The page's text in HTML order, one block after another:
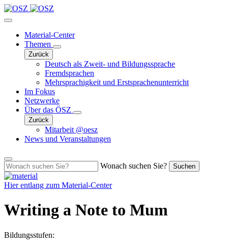
Material-Center
Themen
Zurück
Deutsch als Zweit- und Bildungssprache
Fremdsprachen
Mehrsprachigkeit und Erstsprachenunterricht
Im Fokus
Netzwerke
Über das ÖSZ
Zurück
Mitarbeit @oesz
News und Veranstaltungen
Wonach suchen Sie? Suchen
Hier entlang zum Material-Center
Writing a Note to Mum
Bildungsstufen: